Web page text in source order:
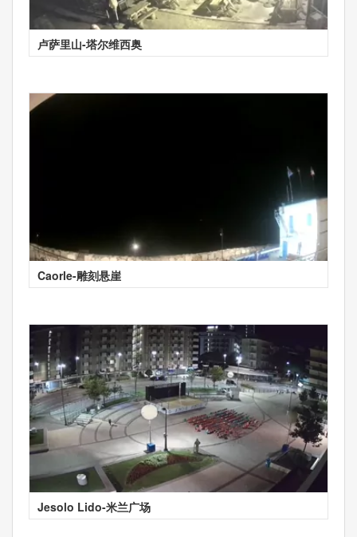
卢萨里山-塔尔维西奥
Caorle-雕刻悬崖
Jesolo Lido-米兰广场